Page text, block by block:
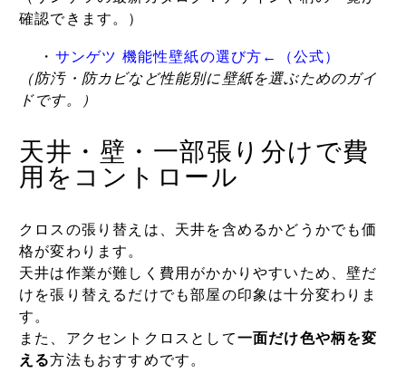
確認できます。）
・ サンゲツ 機能性壁紙の選び方 ←（公式）
（防汚・防カビなど性能別に壁紙を選ぶためのガイ
ドです。）
天井・壁・一部張り分けで費
用をコントロール
クロスの張り替えは、天井を含めるかどうかでも価
格が変わります。
天井は作業が難しく費用がかかりやすいため、壁だ
けを張り替えるだけでも部屋の印象は十分変わりま
す。
また、アクセントクロスとして一面だけ色や柄を変
える方法もおすすめです。